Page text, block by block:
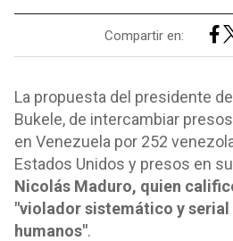
Compartir en:
La propuesta del presidente
Bukele, de intercambiar
en Venezuela por 252
Estados Unidos y presos en
Nicolás Maduro, quien
"violador sistemático y
humanos".